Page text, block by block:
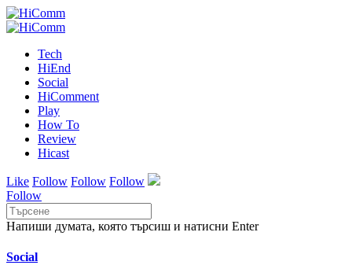
Tech
HiEnd
Social
HiComment
Play
How To
Review
Hicast
Like Follow Follow Follow
Follow
Напиши думата, която търсиш и натисни Enter
Social